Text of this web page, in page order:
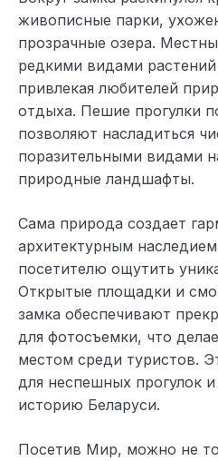
живописные парки,
прозрачные озера.
редкими видами
привлекая любителей
отдыха. Пешие прогулки
позволяют насладиться
поразительными видами
природные ландшафты.
Сама природа создает
архитектурным
посетителю ощутить
Открытые площадки и
замка обеспечивают
для фотосъемки, что
местом среди туристов.
для неспешных прогулок
историю Беларуси.
Посетив Мир, можно не